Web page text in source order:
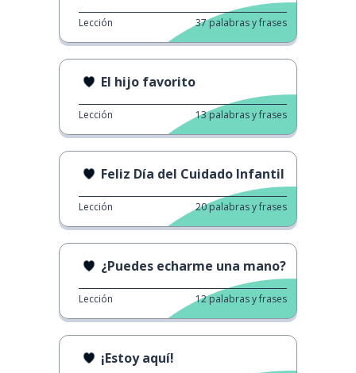
Lección 37palabras y frases
El hijo favorito
Lección 13palabras y frases
Feliz Día del Cuidado Infantil
Lección 20palabras y frases
¿Puedes echarme una mano?
Lección 12palabras y frases
¡Estoy aquí!